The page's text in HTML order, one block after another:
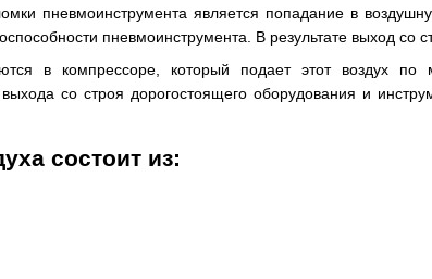
пневмоинструмента является попадание в
пневмоинструмента. В результате выход со
в компрессоре, который подает этот воздух
со строя дорогостоящего оборудования и
состоит из: